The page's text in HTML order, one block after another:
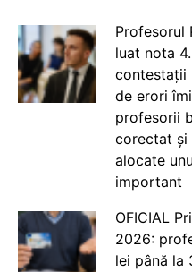
Profesorul
luat nota
contestații
de erori
profesorii
corectat și
alocate
important
OFICIAL
2026:
lei până la